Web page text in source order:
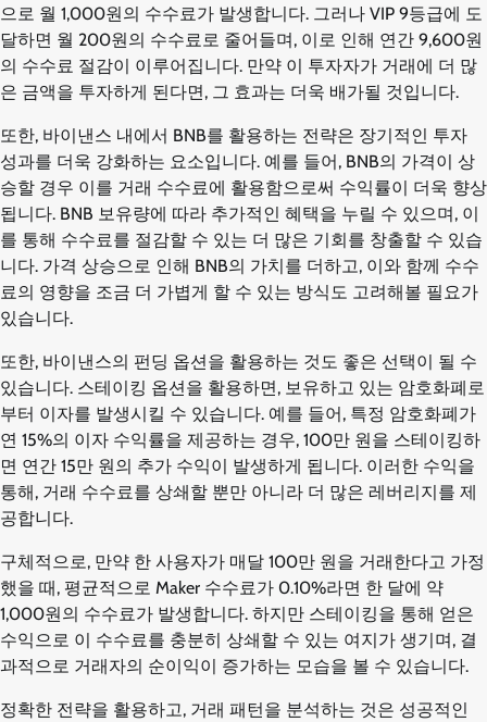
으로 월 1,000원의 수수료가 발생합니다. 그러나 VIP 9등급에 도
달하면 월 200원의 수수료로 줄어들며, 이로 인해 연간 9,600원
의 수수료 절감이 이루어집니다. 만약 이 투자자가 거래에 더 많
은 금액을 투자하게 된다면, 그 효과는 더욱 배가될 것입니다.
또한, 바이낸스 내에서 BNB를 활용하는 전략은 장기적인 투자
성과를 더욱 강화하는 요소입니다. 예를 들어, BNB의 가격이 상
승할 경우 이를 거래 수수료에 활용함으로써 수익률이 더욱 향상
됩니다. BNB 보유량에 따라 추가적인 혜택을 누릴 수 있으며, 이
를 통해 수수료를 절감할 수 있는 더 많은 기회를 창출할 수 있습
니다. 가격 상승으로 인해 BNB의 가치를 더하고, 이와 함께 수수
료의 영향을 조금 더 가볍게 할 수 있는 방식도 고려해볼 필요가
있습니다.
또한, 바이낸스의 펀딩 옵션을 활용하는 것도 좋은 선택이 될 수
있습니다. 스테이킹 옵션을 활용하면, 보유하고 있는 암호화폐로
부터 이자를 발생시킬 수 있습니다. 예를 들어, 특정 암호화폐가
연 15%의 이자 수익률을 제공하는 경우, 100만 원을 스테이킹하
면 연간 15만 원의 추가 수익이 발생하게 됩니다. 이러한 수익을
통해, 거래 수수료를 상쇄할 뿐만 아니라 더 많은 레버리지를 제
공합니다.
구체적으로, 만약 한 사용자가 매달 100만 원을 거래한다고 가정
했을 때, 평균적으로 Maker 수수료가 0.10%라면 한 달에 약
1,000원의 수수료가 발생합니다. 하지만 스테이킹을 통해 얻은
수익으로 이 수수료를 충분히 상쇄할 수 있는 여지가 생기며, 결
과적으로 거래자의 순이익이 증가하는 모습을 볼 수 있습니다.
정확한 전략을 활용하고, 거래 패턴을 분석하는 것은 성공적인